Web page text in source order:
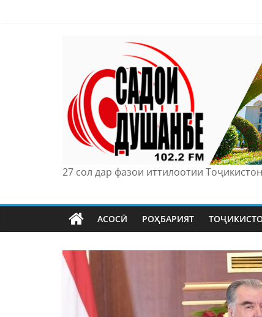
27 сол дар фазои иттилоотии Тоҷикистон
АСОСӢ РОҲБАРИЯТ